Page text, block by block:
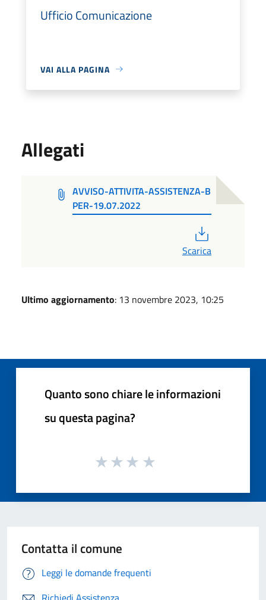
Ufficio Comunicazione
VAI ALLA PAGINA
Allegati
AVVISO-ATTIVITA-ASSISTENZA-B
PER-19.07.2022
Scarica
Ultimo aggiornamento: 13 novembre 2023, 10:25
Quanto sono chiare le informazioni
su questa pagina?
Contatta il comune
Leggi le domande frequenti